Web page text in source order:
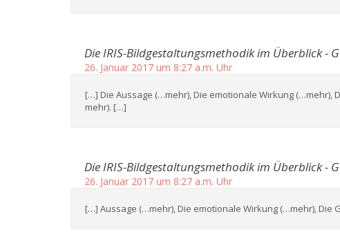
Die IRIS-Bildgestaltungsmethodik im Überblick -
26. Januar 2017 um 8:27 a.m. Uhr
[…] Die Aussage (…mehr), Die emotionale Wirkung (…mehr),
mehr). […]
Die IRIS-Bildgestaltungsmethodik im Überblick -
26. Januar 2017 um 8:27 a.m. Uhr
[…] Aussage (…mehr), Die emotionale Wirkung (…mehr),